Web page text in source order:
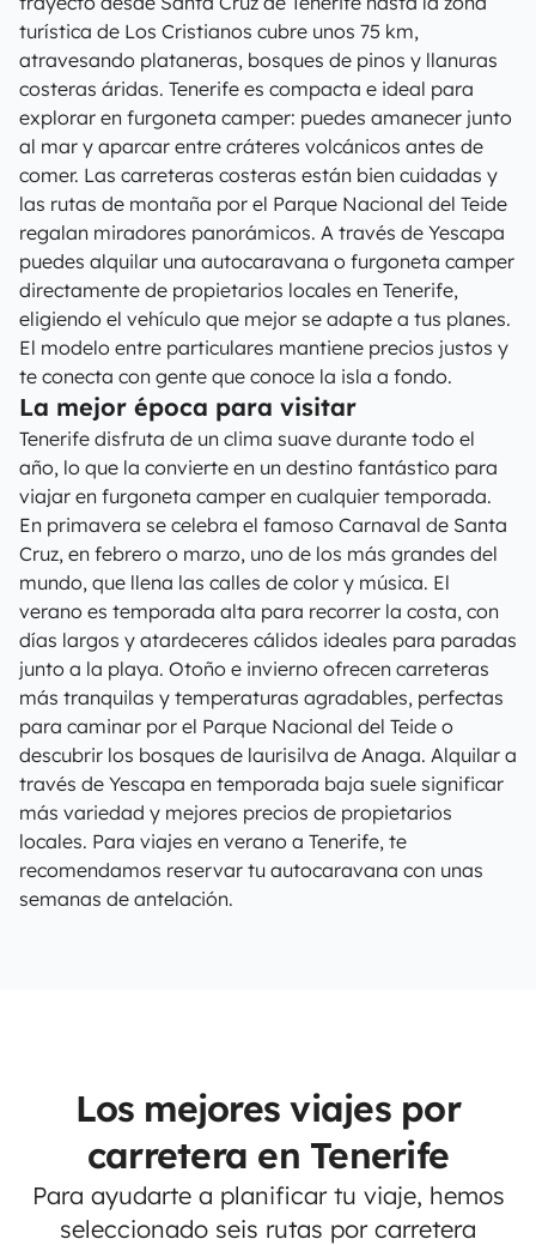
turística de Los Cristianos cubre unos 75 km,
atravesando plataneras, bosques de pinos y llanuras
costeras áridas. Tenerife es compacta e ideal para
explorar en furgoneta camper: puedes amanecer junto
al mar y aparcar entre cráteres volcánicos antes de
comer. Las carreteras costeras están bien cuidadas y
las rutas de montaña por el Parque Nacional del Teide
regalan miradores panorámicos. A través de Yescapa
puedes alquilar una autocaravana o furgoneta camper
directamente de propietarios locales en Tenerife,
eligiendo el vehículo que mejor se adapte a tus planes.
El modelo entre particulares mantiene precios justos y
te conecta con gente que conoce la isla a fondo.
La mejor época para visitar
Tenerife disfruta de un clima suave durante todo el
año, lo que la convierte en un destino fantástico para
viajar en furgoneta camper en cualquier temporada.
En primavera se celebra el famoso Carnaval de Santa
Cruz, en febrero o marzo, uno de los más grandes del
mundo, que llena las calles de color y música. El
verano es temporada alta para recorrer la costa, con
días largos y atardeceres cálidos ideales para paradas
junto a la playa. Otoño e invierno ofrecen carreteras
más tranquilas y temperaturas agradables, perfectas
para caminar por el Parque Nacional del Teide o
descubrir los bosques de laurisilva de Anaga. Alquilar a
través de Yescapa en temporada baja suele significar
más variedad y mejores precios de propietarios
locales. Para viajes en verano a Tenerife, te
recomendamos reservar tu autocaravana con unas
semanas de antelación.
Los mejores viajes por
carretera en Tenerife
Para ayudarte a planificar tu viaje, hemos
seleccionado seis rutas por carretera